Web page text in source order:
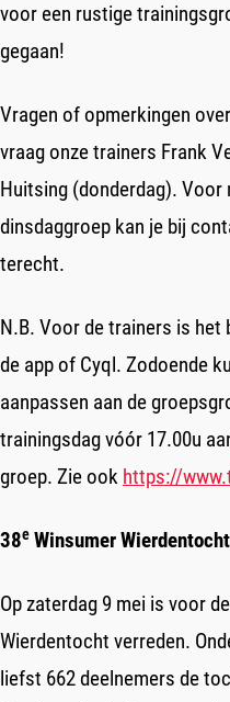
voor een rustige
gegaan!
Vragen of opmerkingen
vraag onze trainers Frank
Huitsing (donderdag).
dinsdaggroep kan je bij
terecht.
N.B. Voor de trainers is het
de app of Cyql. Zodoende
aanpassen aan de
trainingsdag vóór 17.00u
groep. Zie ook https://
38e Winsumer Wierdentocht
Op zaterdag 9 mei is voor
Wierdentocht verreden.
liefst 662 deelnemers de